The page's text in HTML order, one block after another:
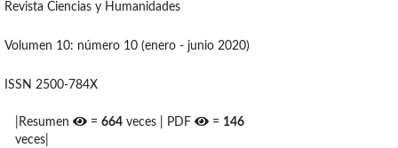
Revista Ciencias y Humanidades
Volumen 10: número 10 (enero - junio 2020)
ISSN 2500-784X
|Resumen = 664veces | PDF = 146
veces|